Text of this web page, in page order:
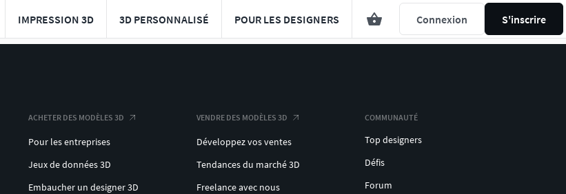
IMPRESSION 3D 3D PERSONNALISÉ POUR LES DESIGNERS Connexion S'inscrire
ACHETER DES MODÈLES 3D
Pour les entreprises
Jeux de données 3D
Embaucher un designer 3D
VENDRE DES MODÈLES 3D
Développez vos ventes
Tendances du marché 3D
Freelance avec nous
COMMUNAUTÉ
Top designers
Défis
Forum